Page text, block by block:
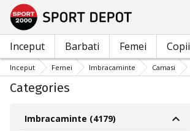
Inceput Barbati Femei Copii
Inceput Femei Imbracaminte Camasi
Categories
Imbracaminte (4179)